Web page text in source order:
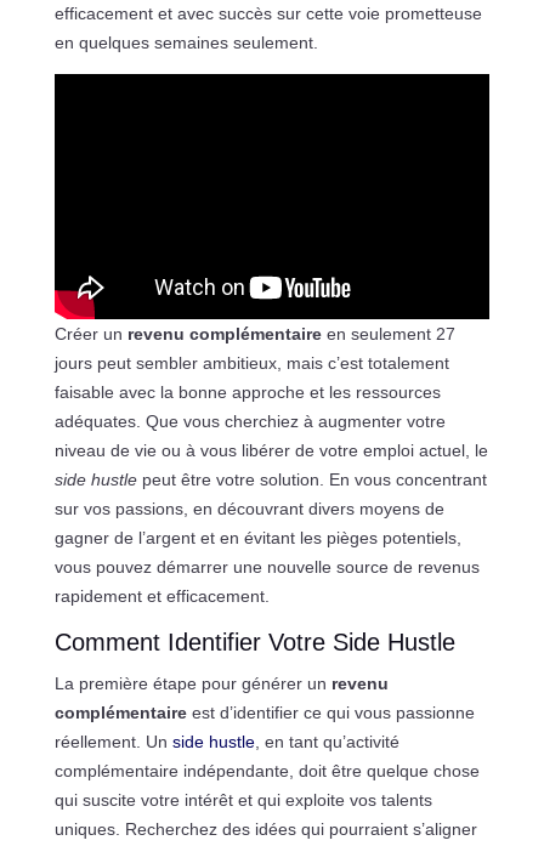
efficacement et avec succès sur cette voie prometteuse
en quelques semaines seulement.
Créer un revenu complémentaireen seulement 27
jours peut sembler ambitieux, mais c’est totalement
faisable avec la bonne approche et les ressources
adéquates. Que vous cherchiez à augmenter votre
niveau de vie ou à vous libérer de votre emploi actuel, le
side hustlepeut être votre solution. En vous concentrant
sur vos passions, en découvrant divers moyens de
gagner de l’argent et en évitant les pièges potentiels,
vous pouvez démarrer une nouvelle source de revenus
rapidement et efficacement.
Comment Identifier Votre Side Hustle
La première étape pour générer un revenu
complémentaireest d’identifier ce qui vous passionne
réellement. Un side hustle, en tant qu’activité
complémentaire indépendante, doit être quelque chose
qui suscite votre intérêt et qui exploite vos talents
uniques. Recherchez des idées qui pourraient s’aligner